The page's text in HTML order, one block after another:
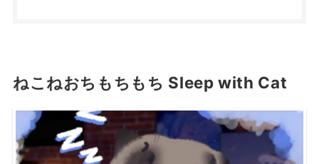
ねこねおちもちもち Sleep with Cat